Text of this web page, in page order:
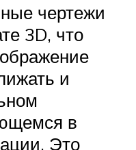
чертежи
3D, что
и
в
Это